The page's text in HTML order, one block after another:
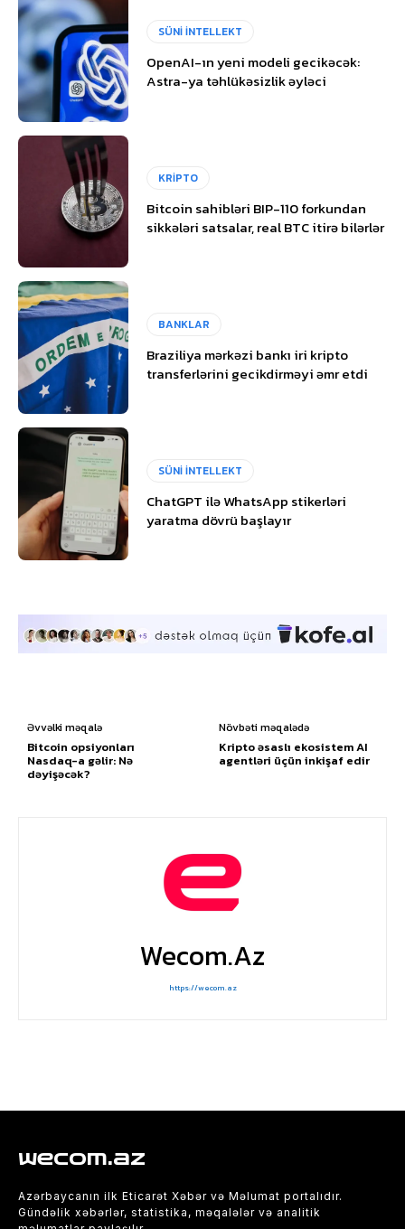
SÜNİ İNTELLEKT
OpenAI-ın yeni modeli gecikəcək:
Astra-ya təhlükəsizlik əyləci
KRİPTO
Bitcoin sahibləri BIP-110 forkundan
sikkələri satsalar, real BTC itirə bilərlər
BANKLAR
Braziliya mərkəzi bankı iri kripto
transferlərini gecikdirməyi əmr etdi
SÜNİ İNTELLEKT
ChatGPT ilə WhatsApp stikerləri
yaratma dövrü başlayır
Əvvəlki məqalə
Bitcoin opsiyonları
Nasdaq-a gəlir: Nə
dəyişəcək?
Növbəti məqalədə
Kripto əsaslı ekosistem AI
agentləri üçün inkişaf edir
Wecom.az
https://wecom.az
wecom.az
Azərbaycanın ilk Eticarət Xəbər və Məlumat portalıdır.
Gündəlik xəbərlər, statistika, məqalələr və analitik